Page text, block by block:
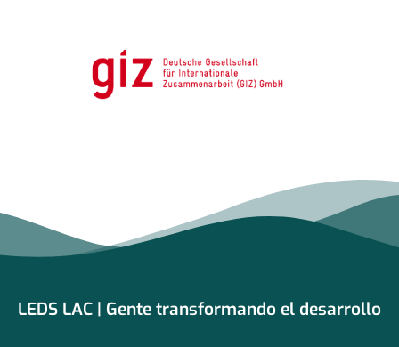
LEDS LAC | Gente transformando el desarrollo